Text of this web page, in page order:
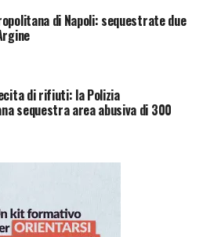
di Napoli: sequestrate due
di rifiuti: la Polizia
sequestra area abusiva di 300